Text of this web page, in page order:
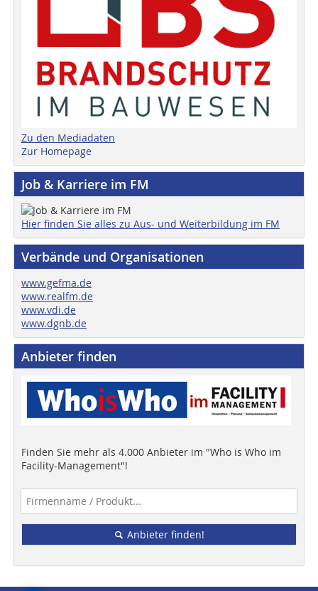
Zu den Mediadaten
Zur Homepage
Job & Karriere im FM
Hier finden Sie alles zu Aus- und Weiterbildung im FM
Verbände und Organisationen
www.gefma.de
www.realfm.de
www.vdi.de
www.dgnb.de
Anbieter finden
Finden Sie mehr als 4.000 Anbieter im "Who is Who im
Facility-Management"!
Anbieter finden!